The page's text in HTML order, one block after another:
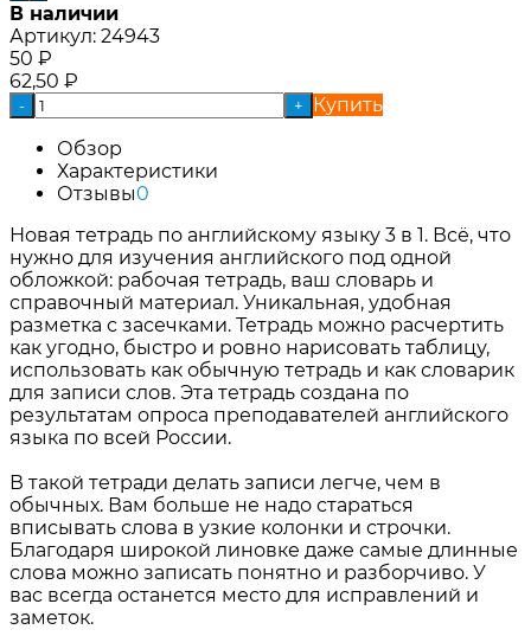
В наличии
Артикул: 24943
50 ₽
62,50 ₽
- +
Купить
Обзор
Характеристики
Отзывы0
Новая тетрадь по английскому языку 3 в 1. Всё, что
нужно для изучения английского под одной
обложкой: рабочая тетрадь, ваш словарь и
справочный материал. Уникальная, удобная
разметка с засечками. Тетрадь можно расчертить
как угодно, быстро и ровно нарисовать таблицу,
использовать как обычную тетрадь и как словарик
для записи слов. Эта тетрадь создана по
результатам опроса преподавателей английского
языка по всей России.
В такой тетради делать записи легче, чем в
обычных. Вам больше не надо стараться
вписывать слова в узкие колонки и строчки.
Благодаря широкой линовке даже самые длинные
слова можно записать понятно и разборчиво. У
вас всегда останется место для исправлений и
заметок.